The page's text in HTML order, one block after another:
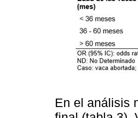
En el análisis